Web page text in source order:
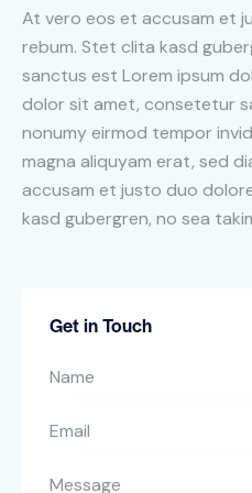
At vero eos et accusam et
rebum. Stet clita kasd
sanctus est Lorem ipsum
dolor sit amet, consetetur
nonumy eirmod tempor
magna aliquyam erat, sed
accusam et justo duo
kasd gubergren, no sea
Get in Touch